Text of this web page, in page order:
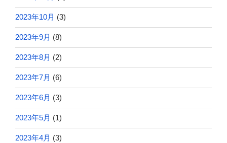
2023年10月 (3)
2023年9月 (8)
2023年8月 (2)
2023年7月 (6)
2023年6月 (3)
2023年5月 (1)
2023年4月 (3)